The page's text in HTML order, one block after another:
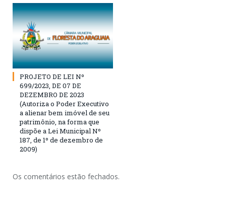
PROJETO DE LEI Nº
699/2023, DE 07 DE
DEZEMBRO DE 2023
(Autoriza o Poder Executivo
a alienar bem imóvel de seu
patrimônio, na forma que
dispõe a Lei Municipal Nº
187, de 1º de dezembro de
2009)
Os comentários estão fechados.